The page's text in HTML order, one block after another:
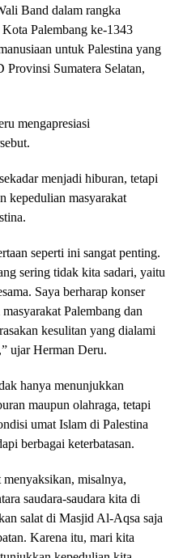
Band dalam rangka
Palembang ke-1343
untuk Palestina yang
Sumatera Selatan,
mengapresiasi
menjadi hiburan, tetapi
kepedulian masyarakat
seperti ini sangat penting.
sering tidak kita sadari, yaitu
Saya berharap konser
Palembang dan
kesulitan yang dialami
ujar Herman Deru.
hanya menunjukkan
maupun olahraga, tetapi
umat Islam di Palestina
berbagai keterbatasan.
misalnya,
saudara-saudara kita di
salat di Masjid Al-Aqsa saja
Karena itu, mari kita